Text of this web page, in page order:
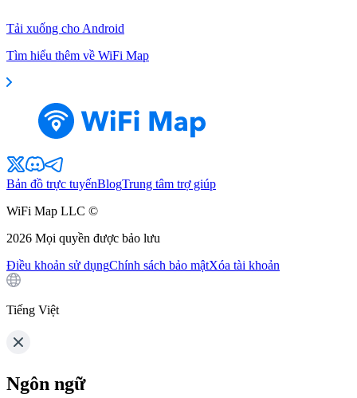
Tải xuống cho Android
Tìm hiểu thêm về WiFi Map
Bản đồ trực tuyếnBlogTrung tâm trợ giúp
WiFi Map LLC ©
2026 Mọi quyền được bảo lưu
Điều khoản sử dụngChính sách bảo mậtXóa tài khoản
Tiếng Việt
Ngôn ngữ